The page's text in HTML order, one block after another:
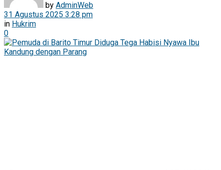
by AdminWeb
31 Agustus 2025 3:28 pm
in Hukrim
0